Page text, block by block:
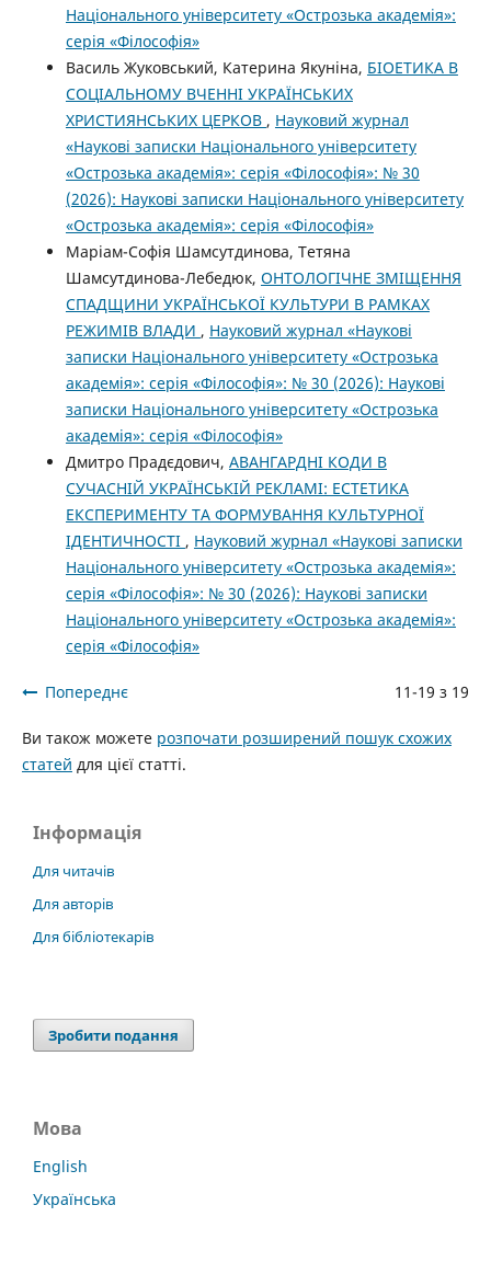
Національного університету «Острозька академія»:
серія «Філософія»
Василь Жуковський, Катерина Якуніна, БІОЕТИКА В
СОЦІАЛЬНОМУ ВЧЕННІ УКРАЇНСЬКИХ
ХРИСТИЯНСЬКИХ ЦЕРКОВ , Науковий журнал
«Наукові записки Національного університету
«Острозька академія»: серія «Філософія»: № 30
(2026): Наукові записки Національного університету
«Острозька академія»: серія «Філософія»
Маріам-Софія Шамсутдинова, Тетяна
Шамсутдинова-Лебедюк, ОНТОЛОГІЧНЕ ЗМІЩЕННЯ
СПАДЩИНИ УКРАЇНСЬКОЇ КУЛЬТУРИ В РАМКАХ
РЕЖИМІВ ВЛАДИ , Науковий журнал «Наукові
записки Національного університету «Острозька
академія»: серія «Філософія»: № 30 (2026): Наукові
записки Національного університету «Острозька
академія»: серія «Філософія»
Дмитро Прадєдович, АВАНГАРДНІ КОДИ В
СУЧАСНІЙ УКРАЇНСЬКІЙ РЕКЛАМІ: ЕСТЕТИКА
ЕКСПЕРИМЕНТУ ТА ФОРМУВАННЯ КУЛЬТУРНОЇ
ІДЕНТИЧНОСТІ , Науковий журнал «Наукові записки
Національного університету «Острозька академія»:
серія «Філософія»: № 30 (2026): Наукові записки
Національного університету «Острозька академія»:
серія «Філософія»
Попереднє 11-19 з 19
Ви також можете розпочати розширений пошук схожих
статей для цієї статті.
Інформація
Для читачів
Для авторів
Для бібліотекарів
Зробити подання
Мова
English
Українська